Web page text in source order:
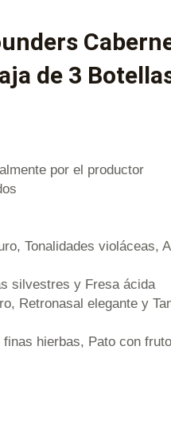
de 3
por el productor
Tonalidades violáceas,
silvestres y Fresa ácida
Retronasal elegante y
hierbas, Pato con